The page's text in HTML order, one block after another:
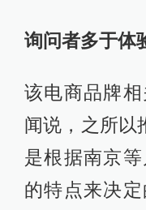
询问者多于体
该电商品牌
闻说，之所以
是根据南京
的特点来决